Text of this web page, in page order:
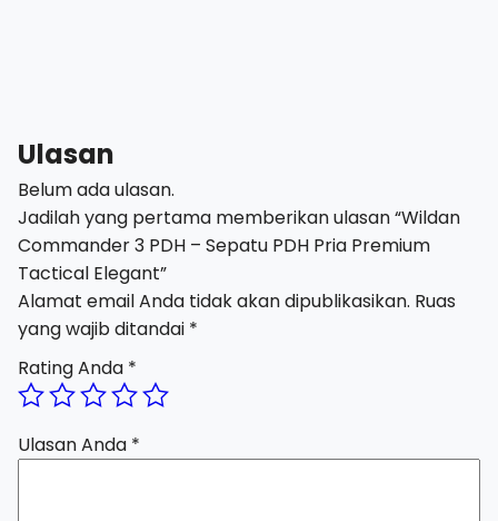
Ulasan
Belum ada ulasan.
Jadilah yang pertama memberikan ulasan “Wildan
Commander 3 PDH – Sepatu PDH Pria Premium
Tactical Elegant”
Alamat email Anda tidak akan dipublikasikan. Ruas
yang wajib ditandai *
Rating Anda *
Ulasan Anda *